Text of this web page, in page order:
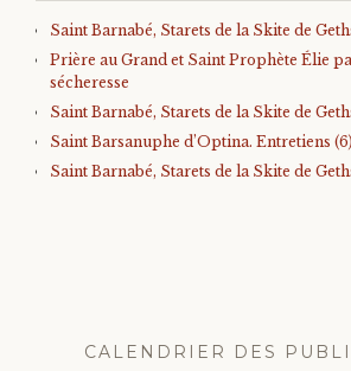
Saint Barnabé, Starets de la Skite de
Prière au Grand et Saint Prophète Élie
sécheresse
Saint Barnabé, Starets de la Skite de
Saint Barsanuphe d’Optina. Entretiens (6)
Saint Barnabé, Starets de la Skite de
CALENDRIER DES